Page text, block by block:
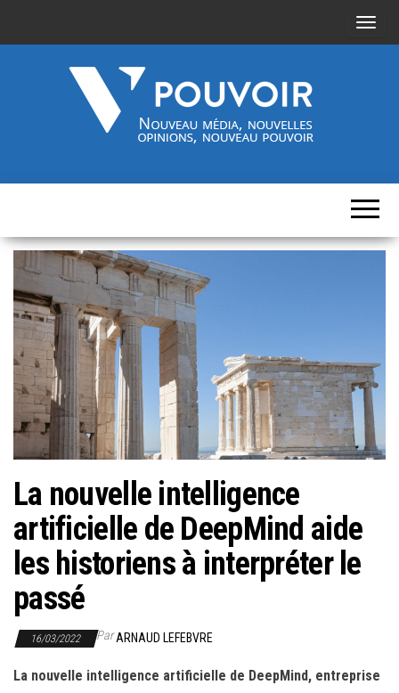
A
r
m
e
a
o
média,
nouveau
pouvoir
La nouvelle intelligence
artificielle de DeepMind aide
les historiens à interpréter le
passé
16/03/2022 ParARNAUD LEFEBVRE
La nouvelle intelligence artificielle de DeepMind, entreprise